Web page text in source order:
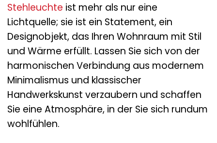
Stehleuchte ist mehr als nur eine
Lichtquelle; sie ist ein Statement, ein
Designobjekt, das Ihren Wohnraum mit Stil
und Wärme erfüllt. Lassen Sie sich von der
harmonischen Verbindung aus modernem
Minimalismus und klassischer
Handwerkskunst verzaubern und schaffen
Sie eine Atmosphäre, in der Sie sich rundum
wohlfühlen.